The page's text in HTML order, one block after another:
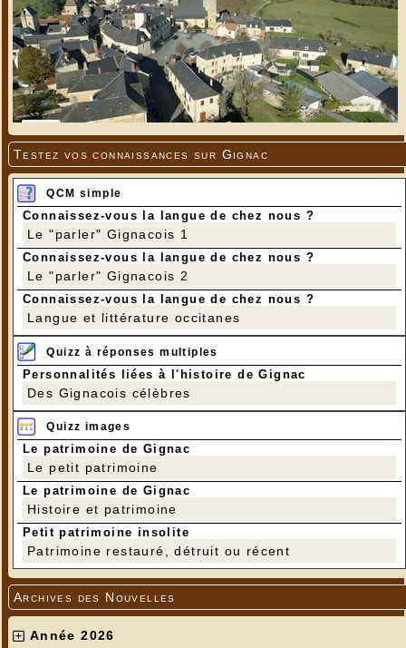
Testez vos connaissances sur Gignac
QCM simple
Connaissez-vous la langue de chez nous ?
Le "parler" Gignacois 1
Connaissez-vous la langue de chez nous ?
Le "parler" Gignacois 2
Connaissez-vous la langue de chez nous ?
Langue et littérature occitanes
Quizz à réponses multiples
Personnalités liées à l'histoire de Gignac
Des Gignacois célèbres
Quizz images
Le patrimoine de Gignac
Le petit patrimoine
Le patrimoine de Gignac
Histoire et patrimoine
Petit patrimoine insolite
Patrimoine restauré, détruit ou récent
Archives des Nouvelles
Année 2026